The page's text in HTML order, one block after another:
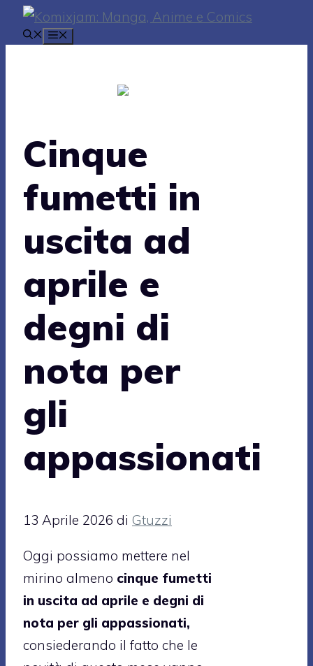
Vai
Cinque
fumetti in
uscita ad
aprile e
degni di
nota per
gli
appassionati
13 Aprile 2026 di Gtuzzi
Oggi possiamo mettere nel
mirino almeno cinque fumetti
in uscita ad aprile e degni di
nota per gli appassionati,
consiederando il fatto che le